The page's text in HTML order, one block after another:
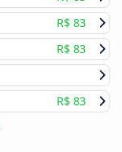
R$ 83
R$ 83
R$ 83